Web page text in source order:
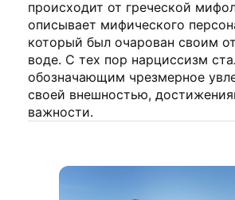
происходит от греческой
описывает мифического
который был очарован своим
воде. С тех пор нарциссизм
обозначающим чрезмерное
своей внешностью,
важности.